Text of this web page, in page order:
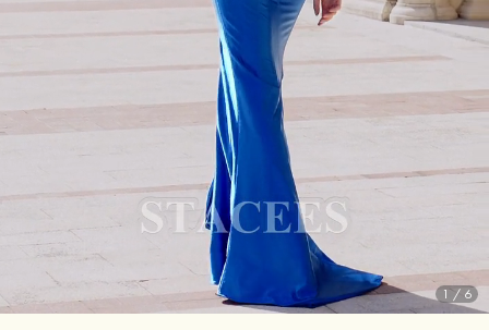
1/ 6